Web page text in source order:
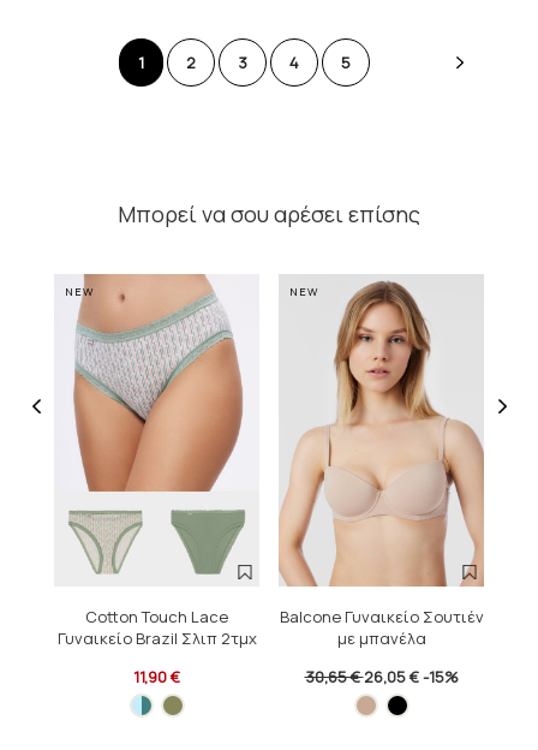
1 2 3 4 5
Μπορεί να σου αρέσει επίσης
NEW
Cotton Touch Lace
Γυναικείο Brazil Σλιπ 2τμχ
11,90 €
NEW
Balcone Γυναικείο Σουτιέν
με μπανέλα
30,65 €26,05 €-15%